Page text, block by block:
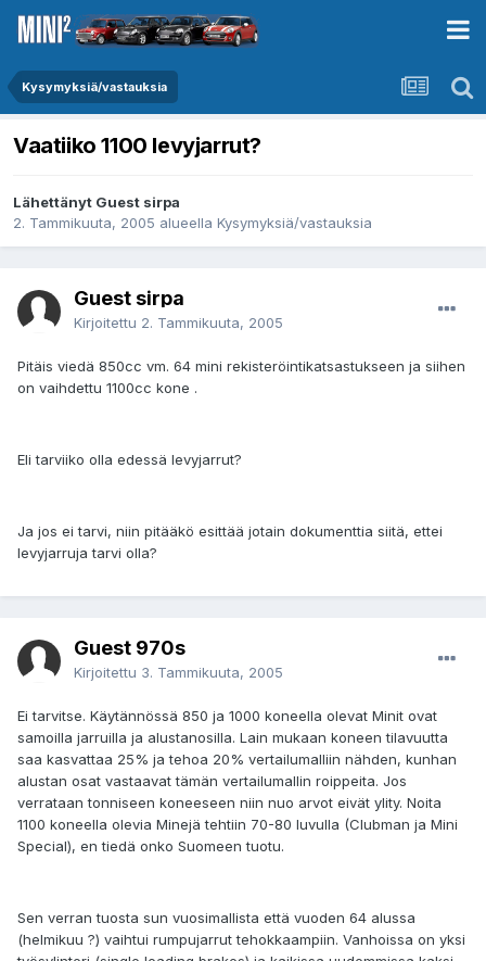
Kysymyksiä/vastauksia
Vaatiiko 1100 levyjarrut?
Lähettänyt Guest sirpa
2. Tammikuuta, 2005 alueella Kysymyksiä/vastauksia
Guest sirpa
Kirjoitettu 2. Tammikuuta, 2005
Pitäis viedä 850cc vm. 64 mini rekisteröintikatsastukseen ja siihen
on vaihdettu 1100cc kone .
Eli tarviiko olla edessä levyjarrut?
Ja jos ei tarvi, niin pitääkö esittää jotain dokumenttia siitä, ettei
levyjarruja tarvi olla?
Guest 970s
Kirjoitettu 3. Tammikuuta, 2005
Ei tarvitse. Käytännössä 850 ja 1000 koneella olevat Minit ovat
samoilla jarruilla ja alustanosilla. Lain mukaan koneen tilavuutta
saa kasvattaa 25% ja tehoa 20% vertailumalliin nähden, kunhan
alustan osat vastaavat tämän vertailumallin roippeita. Jos
verrataan tonniseen koneeseen niin nuo arvot eivät ylity. Noita
1100 koneella olevia Minejä tehtiin 70-80 luvulla (Clubman ja Mini
Special), en tiedä onko Suomeen tuotu.
Sen verran tuosta sun vuosimallista että vuoden 64 alussa
(helmikuu ?) vaihtui rumpujarrut tehokkaampiin. Vanhoissa on yksi